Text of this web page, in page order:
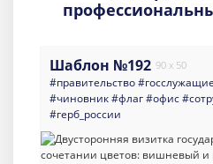
Шаблон №192 90 x 50
#правительство#госслужащие
#чиновник#флаг#офис
#герб_россии